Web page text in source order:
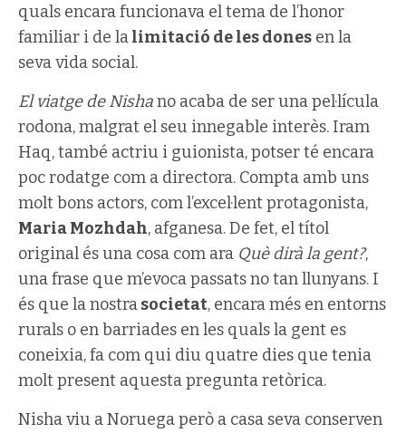
quals encara funcionava el tema de l’honor
familiar i de lalimitació de les dones en la
seva vida social.
El viatge de Nishano acaba de ser una pel·lícula
rodona, malgrat el seu innegable interès. Iram
Haq, també actriu i guionista, potser té encara
poc rodatge com a directora. Compta amb uns
molt bons actors, com l’excel·lent protagonista,
Maria Mozhdah, afganesa. De fet, el títol
original és una cosa com ara Què dirà la gent?,
una frase que m’evoca passats no tan llunyans. I
és que la nostrasocietat, encara més en entorns
rurals o en barriades en les quals la gent es
coneixia, fa com qui diu quatre dies que tenia
molt present aquesta pregunta retòrica.
Nisha viu a Noruega però a casa seva conserven